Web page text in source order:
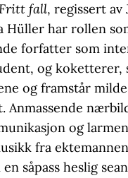
fall, regissert
Hüller har rollen
forfatter som
og koketterer,
og framstår
Anmassende
og
fra
såpass heslig